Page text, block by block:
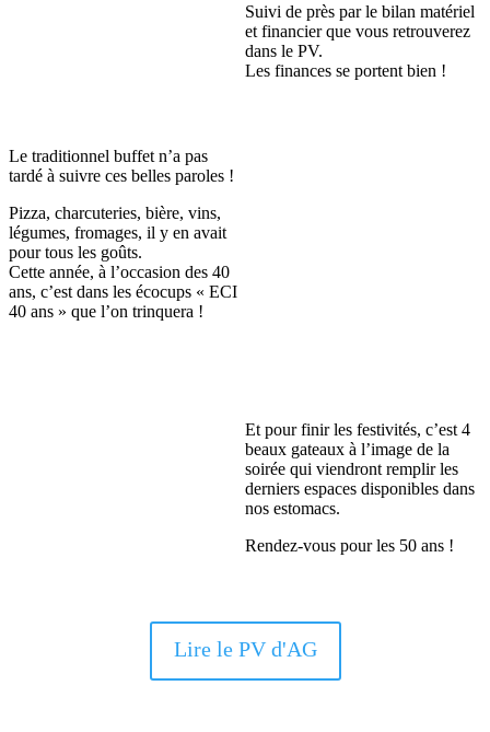
Suivi de près par le bilan matériel
et financier que vous retrouverez
dans le PV.
Les finances se portent bien !
Le traditionnel buffet n’a pas
tardé à suivre ces belles paroles !
Pizza, charcuteries, bière, vins,
légumes, fromages, il y en avait
pour tous les goûts.
Cette année, à l’occasion des 40
ans, c’est dans les écocups « ECI
40 ans » que l’on trinquera !
Et pour finir les festivités, c’est 4
beaux gateaux à l’image de la
soirée qui viendront remplir les
derniers espaces disponibles dans
nos estomacs.
Rendez-vous pour les 50 ans !
Lire le PV d'AG